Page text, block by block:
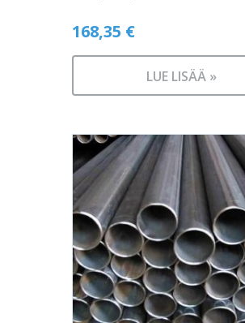
168,35 €
LUE LISÄÄ »